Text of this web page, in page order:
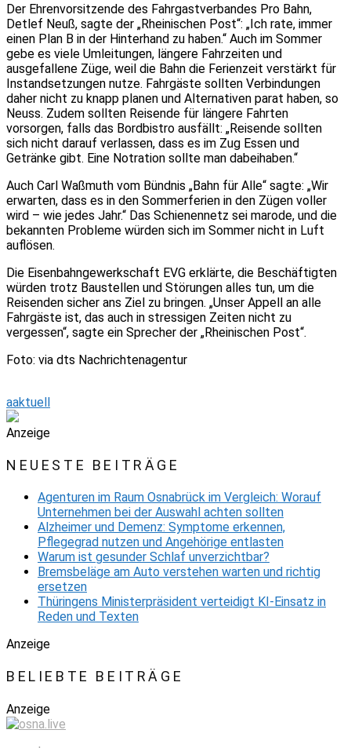
Der Ehrenvorsitzende des Fahrgastverbandes Pro Bahn,
Detlef Neuß, sagte der „Rheinischen Post“: „Ich rate, immer
einen Plan B in der Hinterhand zu haben.“ Auch im Sommer
gebe es viele Umleitungen, längere Fahrzeiten und
ausgefallene Züge, weil die Bahn die Ferienzeit verstärkt für
Instandsetzungen nutze. Fahrgäste sollten Verbindungen
daher nicht zu knapp planen und Alternativen parat haben, so
Neuss. Zudem sollten Reisende für längere Fahrten
vorsorgen, falls das Bordbistro ausfällt: „Reisende sollten
sich nicht darauf verlassen, dass es im Zug Essen und
Getränke gibt. Eine Notration sollte man dabeihaben.“
Auch Carl Waßmuth vom Bündnis „Bahn für Alle“ sagte: „Wir
erwarten, dass es in den Sommerferien in den Zügen voller
wird – wie jedes Jahr.“ Das Schienennetz sei marode, und die
bekannten Probleme würden sich im Sommer nicht in Luft
auflösen.
Die Eisenbahngewerkschaft EVG erklärte, die Beschäftigten
würden trotz Baustellen und Störungen alles tun, um die
Reisenden sicher ans Ziel zu bringen. „Unser Appell an alle
Fahrgäste ist, das auch in stressigen Zeiten nicht zu
vergessen“, sagte ein Sprecher der „Rheinischen Post“.
Foto: via dts Nachrichtenagentur
aaktuell
Anzeige
NEUESTE BEITRÄGE
Agenturen im Raum Osnabrück im Vergleich: Worauf
Unternehmen bei der Auswahl achten sollten
Alzheimer und Demenz: Symptome erkennen,
Pflegegrad nutzen und Angehörige entlasten
Warum ist gesunder Schlaf unverzichtbar?
Bremsbeläge am Auto verstehen warten und richtig
ersetzen
Thüringens Ministerpräsident verteidigt KI-Einsatz in
Reden und Texten
Anzeige
BELIEBTE BEITRÄGE
Anzeige